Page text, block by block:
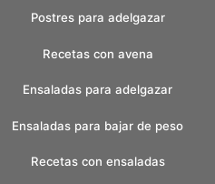
Postres para adelgazar
Recetas con avena
Ensaladas para adelgazar
Ensaladas para bajar de peso
Recetas con ensaladas